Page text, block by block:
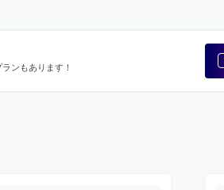
ンもあります！